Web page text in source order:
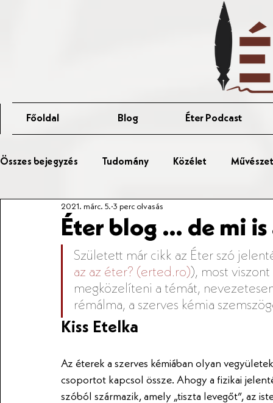
Főoldal Blog Éter Podcast
Összes bejegyzés Tudomány Közélet
Érted Talks Affér Vitaest
Éter blog … de mi is
2021. márc. 5. 3 perc olvasás
Született már cikk az Éter szó
az az éter? (erted.ro)), most
megközelíteni a témát,
rémálma, a szerves kémia
Kiss Etelka
Az éterek a szerves kémiában olyan
csoportot kapcsol össze. Ahogy a fizikai
szóból származik, amely „tiszta levegőt”, az